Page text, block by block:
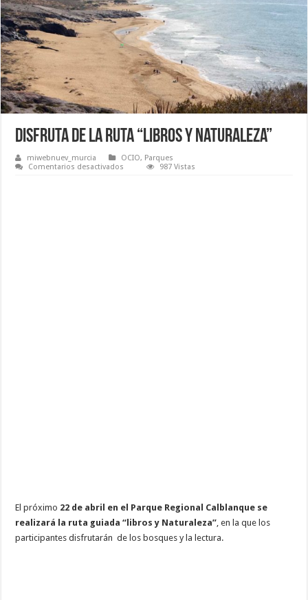
Disfruta de la ruta “Libros y Naturaleza”
miwebnuev_murcia OCIO, Parques
Comentarios desactivados
987 Vistas
El próximo 22 de abril en el Parque Regional Calblanque se
realizará la ruta guiada “libros y Naturaleza” , en la que los
participantes disfrutarán de los bosques y la lectura.